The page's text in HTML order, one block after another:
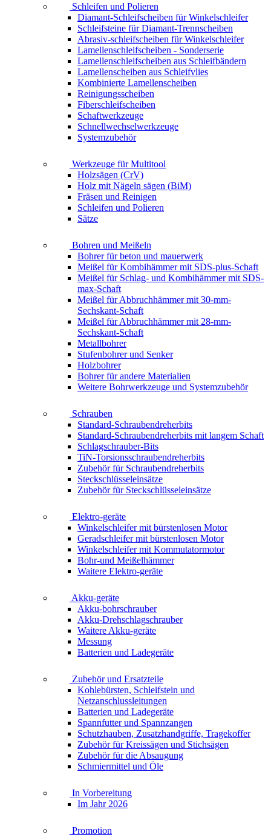
Schleifen und Polieren
Diamant-Schleifscheiben für Winkelschleifer
Schleifsteine für Diamant-Trennscheiben
Abrasiv-schleifscheiben für Winkelschleifer
Lamellenschleifscheiben - Sonderserie
Lamellenschleifscheiben aus Schleifbändern
Lamellenscheiben aus Schleifvlies
Kombinierte Lamellenscheiben
Reinigungsscheiben
Fiberschleifscheiben
Schaftwerkzeuge
Schnellwechselwerkzeuge
Systemzubehör
Werkzeuge für Multitool
Holzsägen (CrV)
Holz mit Nägeln sägen (BiM)
Fräsen und Reinigen
Schleifen und Polieren
Sätze
Bohren und Meißeln
Bohrer für beton und mauerwerk
Meißel für Kombihämmer mit SDS-plus-Schaft
Meißel für Schlag- und Kombihämmer mit SDS-
max-Schaft
Meißel für Abbruchhämmer mit 30-mm-
Sechskant-Schaft
Meißel für Abbruchhämmer mit 28-mm-
Sechskant-Schaft
Metallbohrer
Stufenbohrer und Senker
Holzbohrer
Bohrer für andere Materialien
Weitere Bohrwerkzeuge und Systemzubehör
Schrauben
Standard-Schraubendreherbits
Standard-Schraubendreherbits mit langem Schaft
Schlagschrauber-Bits
TiN-Torsionsschraubendreherbits
Zubehör für Schraubendreherbits
Steckschlüsseleinsätze
Zubehör für Steckschlüsseleinsätze
Elektro-geräte
Winkelschleifer mit bürstenlosen Motor
Geradschleifer mit bürstenlosen Motor
Winkelschleifer mit Kommutatormotor
Bohr-und Meißelhämmer
Waitere Elektro-geräte
Akku-geräte
Akku-bohrschrauber
Akku-Drehschlagschrauber
Waitere Akku-geräte
Messung
Batterien und Ladegeräte
Zubehör und Ersatzteile
Kohlebürsten, Schleifstein und
Netzanschlussleitungen
Batterien und Ladegeräte
Spannfutter und Spannzangen
Schutzhauben, Zusatzhandgriffe, Tragekoffer
Zubehör für Kreissägen und Stichsägen
Zubehör für die Absaugung
Schmiermittel und Öle
In Vorbereitung
Im Jahr 2026
Promotion